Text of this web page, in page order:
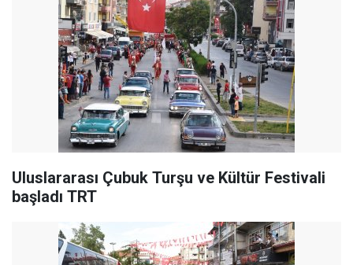
Uluslararası Çubuk Turşu ve Kültür Festivali
başladı TRT